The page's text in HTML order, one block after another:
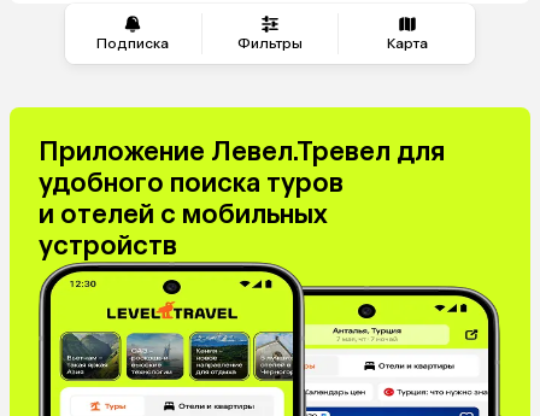
Подписка Фильтры Карта
Приложение Левел.Тревел для
удобного поиска туров
и отелей с мобильных
устройств